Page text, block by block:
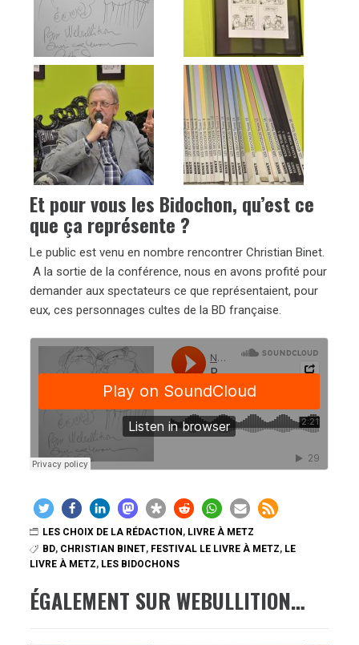
Et pour vous les Bidochon, qu’est ce
que ça représente ?
Le public est venu en nombre rencontrer Christian Binet.
A la sortie de la conférence, nous en avons profité pour
demander aux spectateurs ce que représentaient, pour
eux, ces personnages cultes de la BD française.
LES CHOIX DE LA RÉDACTION, LIVRE À METZ
BD, CHRISTIAN BINET, FESTIVAL LE LIVRE À METZ, LE
LIVRE À METZ, LES BIDOCHONS
ÉGALEMENT SUR WEBULLITION…